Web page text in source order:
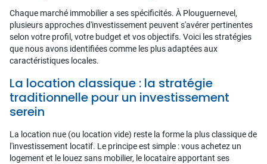
Chaque marché immobilier a ses spécificités. À Plouguernevel,
plusieurs approches d'investissement peuvent s'avérer pertinentes
selon votre profil, votre budget et vos objectifs. Voici les stratégies
que nous avons identifiées comme les plus adaptées aux
caractéristiques locales.
La location classique : la stratégie
traditionnelle pour un investissement
serein
La location nue (ou location vide) reste la forme la plus classique de
l'investissement locatif. Le principe est simple : vous achetez un
logement et le louez sans mobilier, le locataire apportant ses